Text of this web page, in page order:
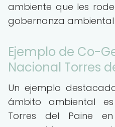
ambiente que les
gobernanza ambiental
Ejemplo de Co-
Nacional Torres
Un ejemplo
ámbito ambiental
Torres del Paine